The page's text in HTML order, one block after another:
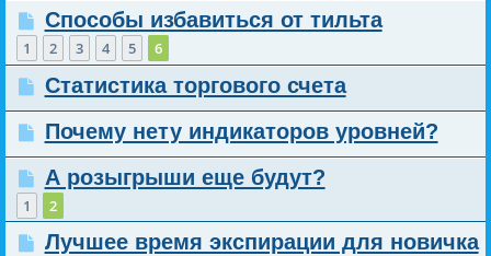
Способы избавиться от тильта
1 2 3 4 5 6
Статистика торгового счета
Почему нету индикаторов уровней?
А розыгрыши еще будут?
1 2
Лучшее время экспирации для новичка